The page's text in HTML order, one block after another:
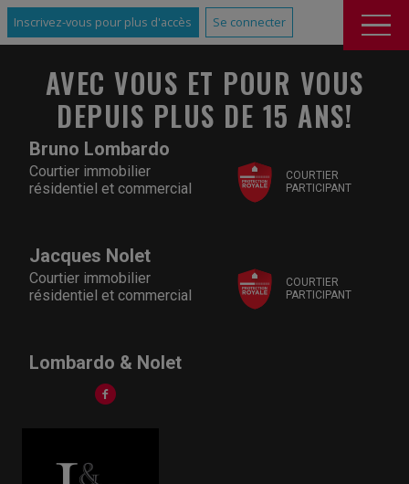
Inscrivez-vous pour plus d'accès Se connecter
Bruno Lombardo
Courtier immobilier
résidentiel et commercial
COURTIER
PARTICIPANT
Jacques Nolet
Courtier immobilier
résidentiel et commercial
COURTIER
PARTICIPANT
Lombardo & Nolet
AVEC VOUS ET POUR VOUS
DEPUIS PLUS DE 15 ANS!